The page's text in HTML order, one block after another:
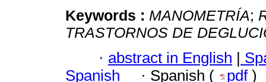
Keywords : MANOMETRÍA;
TRASTORNOS DE
· abstract in English |
Spanish
· Spanish ( pdf )